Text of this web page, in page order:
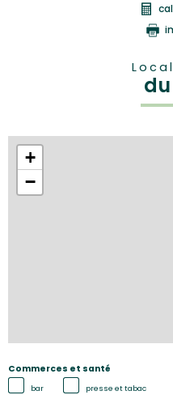
+
−
Commerces et santé
bar presse et tabac